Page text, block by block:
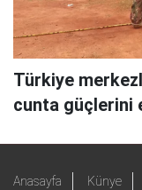
Türkiye
cunta güçlerini
Anasayfa Künye